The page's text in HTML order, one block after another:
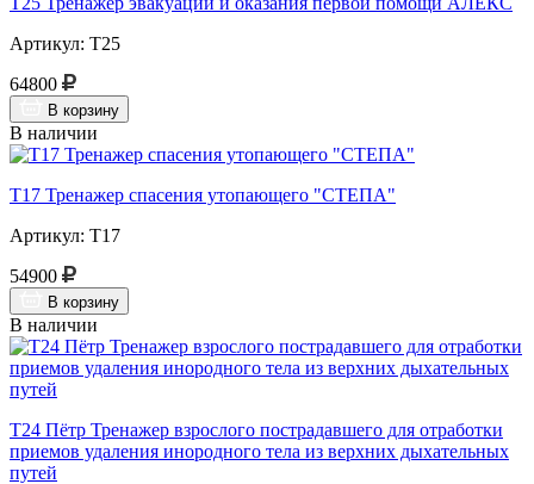
Артикул: Т25
64800
В корзину
В наличии
Т17 Тренажер спасения утопающего "СТЕПА"
Артикул: Т17
54900
В корзину
В наличии
Т24 Пётр Тренажер взрослого пострадавшего для отработки
приемов удаления инородного тела из верхних дыхательных
путей